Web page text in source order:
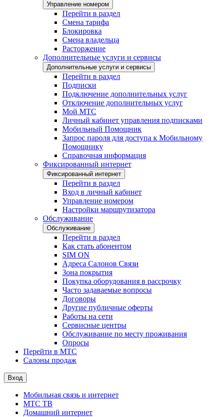
Управление номером
Перейти в раздел
Смена тарифа
Блокировка
Смена владельца
Расторжение
Дополнительные услуги и сервисы
Дополнительные услуги и сервисы
Перейти в раздел
Подписки
Подключение дополнительных услуг
Отключение дополнительных услуг
Мой МТС
Личный кабинет управления подписками
Мобильный Помощник
Запрос пароля для доступа к Мобильному
Помощнику
Справочная информация
Фиксированный интернет
Фиксированный интернет
Перейти в раздел
Вход в личный кабинет
Управление номером
Настройки маршрутизатора
Обслуживание
Обслуживание
Перейти в раздел
Как стать абонентом
SIM ON
Адреса Салонов Связи
Зона покрытия
Покупка оборудования в рассрочку
Часто задаваемые вопросы
Договоры
Другие публичные оферты
Работы на сети
Сервисные центры
Обслуживание по месту проживания
Опросы
Перейти в МТС
Салоны продаж
Вход
Мобильная связь и интернет
МТС ТВ
Домашний интернет